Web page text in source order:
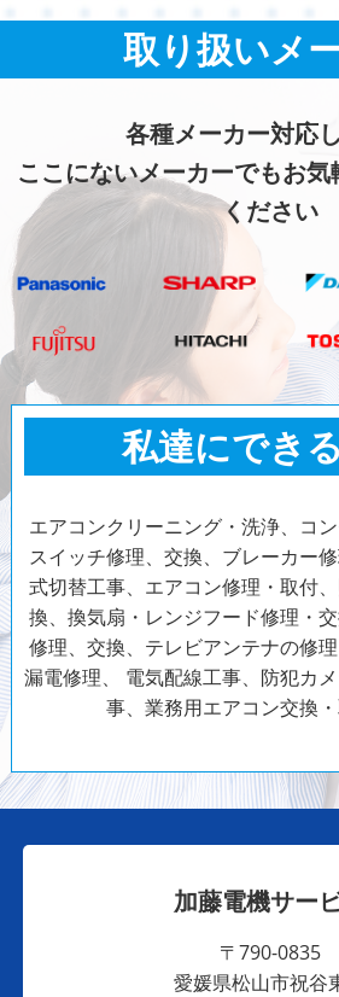
取り扱いメ
各種メーカー対応
ここにないメーカーでもお
ください
私達にでき
エアコンクリーニング・洗浄、コン
スイッチ修理、交換、ブレーカー
式切替工事、エアコン修理・取付
換、換気扇・レンジフード修理・
修理、交換、テレビアンテナの修理
漏電修理、 電気配線工事、防犯カ
事、業務用エアコン交換
加藤電機サー
〒790-0835
愛媛県松山市祝谷